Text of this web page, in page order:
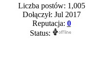
Liczba postów: 1,005
Dołączył: Jul 2017
Reputacja: 0
Status: